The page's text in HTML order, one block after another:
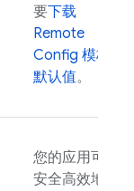
要下载
Remote
Config 模板
默认值。
您的应用可以
安全高效地从